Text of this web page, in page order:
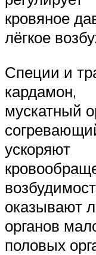
кровяное
лёгкое
Специи и
кардамон,
мускатный
ускоряют
оказывают
органов
половых